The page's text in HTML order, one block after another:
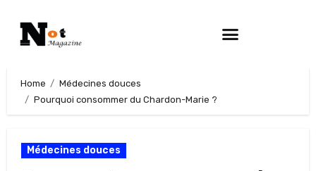
Home
Médecines douces
Pourquoi consommer du Chardon-Marie ?
Médecines douces